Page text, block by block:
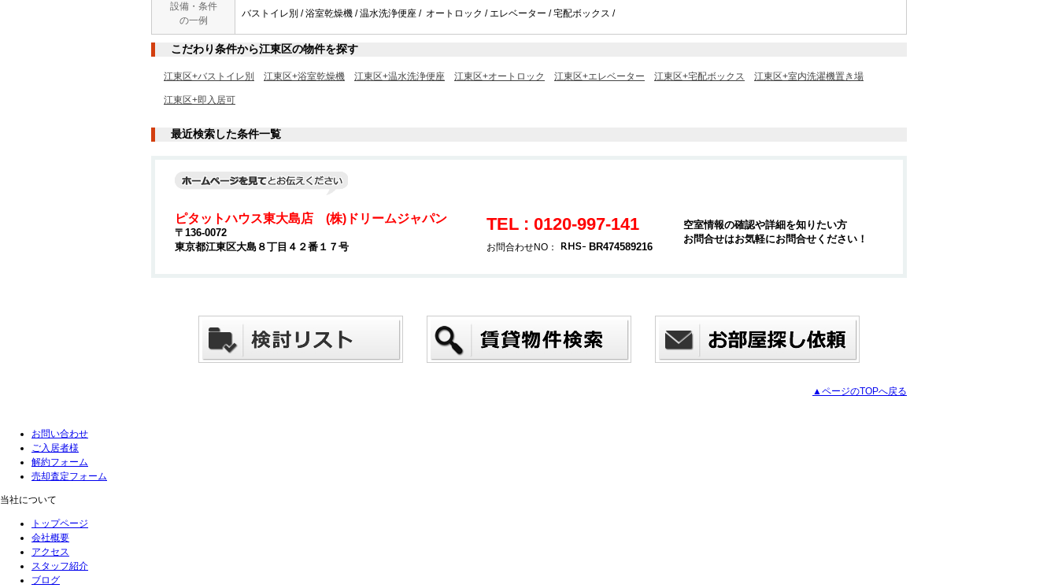
設備・条件
の一例
バストイレ別 / 浴室乾燥機 / 温水洗浄便座 / オートロック / エレベーター / 宅配ボックス /
こだわり条件から江東区の物件を探す
江東区+バストイレ別 江東区+浴室乾燥機 江東区+温水洗浄便座 江東区+オートロック 江東区+エレベーター 江東区+宅配ボックス 江東区+室内洗濯機置き場
江東区+即入居可
最近検索した条件一覧
ピタットハウス東大島店 (株)ドリームジャパン
〒136-0072
東京都江東区大島８丁目４２番１７号
TEL : 0120-997-141
お問合わせNO： BR474589216
空室情報の確認や詳細を知りたい方
お問合せはお気軽にお問合せください！
▲ページのTOPへ戻る
お問い合わせ
ご入居者様
解約フォーム
売却査定フォーム
当社について
トップページ
会社概要
アクセス
スタッフ紹介
ブログ